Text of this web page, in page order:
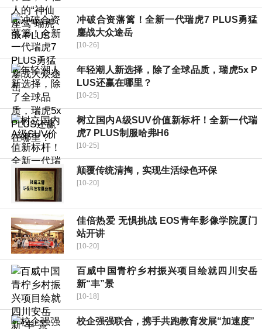
冲破合资藩篱！全新一代瑞虎7 PLUS勇猛
鏖战大众途岳
[10-26]
年轻潮人新选择，除了全球品质，瑞虎5x P
LUS还赢在哪里？
[10-25]
树立国内A级SUV价值新标杆！全新一代瑞
虎7 PLUS制服哈弗H6
[10-25]
颠覆传统清掏，实现生活绿色环保
[10-20]
佳倍热爱 无惧挑战 EOS青年影像学院厦门
站开讲
[10-20]
百威中国青柠乡村振兴项目绘就四川安岳
新“丰”景
[10-18]
校企强强联合，携手共跑教育发展“加速度”